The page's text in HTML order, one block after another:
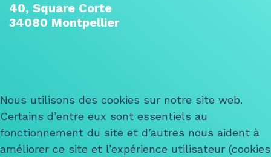
40, Square Corte
34080 Montpellier
Nous utilisons des cookies sur notre site web.
Certains d’entre eux sont essentiels au
fonctionnement du site et d’autres nous aident à
améliorer ce site et l’expérience utilisateur (cookies